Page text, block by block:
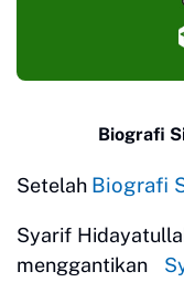
Biografi
Setelah Biografi
Syarif
menggantikan